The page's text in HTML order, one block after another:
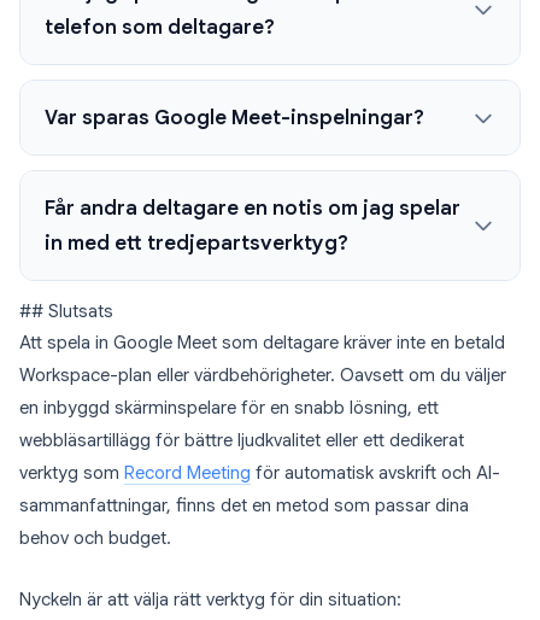
telefon som deltagare?
Var sparas Google Meet-inspelningar?
Får andra deltagare en notis om jag spelar
in med ett tredjepartsverktyg?
## Slutsats
Att spela in Google Meet som deltagare kräver inte en betald
Workspace-plan eller värdbehörigheter. Oavsett om du väljer
en inbyggd skärminspelare för en snabb lösning, ett
webbläsartillägg för bättre ljudkvalitet eller ett dedikerat
verktyg som Record Meeting för automatisk avskrift och AI-
sammanfattningar, finns det en metod som passar dina
behov och budget.
Nyckeln är att välja rätt verktyg för din situation: